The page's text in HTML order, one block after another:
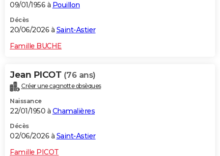
09/01/1956 à Pouillon
Décès
20/06/2026 à Saint-Astier
Famille BUCHE
Jean PICOT (76 ans)
Créer une cagnotte obsèques
Naissance
22/01/1950 à Chamalières
Décès
02/06/2026 à Saint-Astier
Famille PICOT